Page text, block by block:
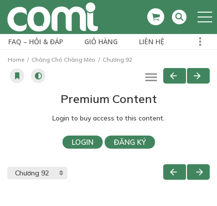
FAQ – HỎI & ĐÁP GIỎ HÀNG LIÊN HỆ
Home Chàng Chó Chàng Mèo Chương 92
Premium Content
Login to buy access to this content.
LOGIN ĐĂNG KÝ